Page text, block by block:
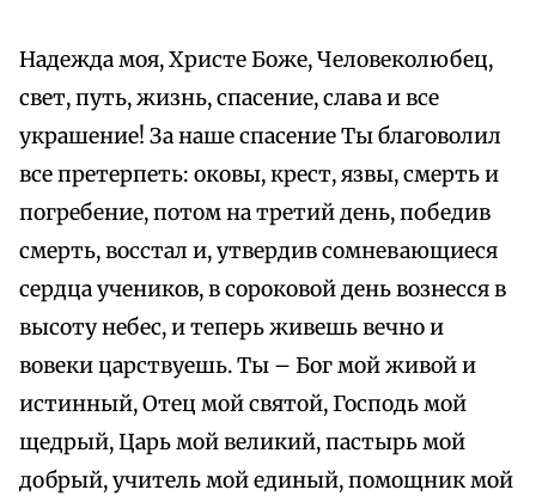
Надежда моя, Христе Боже, Человеколюбец,
свет, путь, жизнь, спасение, слава и все
украшение! За наше спасение Ты благоволил
все претерпеть: оковы, крест, язвы, смерть и
погребение, потом на третий день, победив
смерть, восстал и, утвердив сомневающиеся
сердца учеников, в сороковой день вознесся в
высоту небес, и теперь живешь вечно и
вовеки царствуешь. Ты – Бог мой живой и
истинный, Отец мой святой, Господь мой
щедрый, Царь мой великий, пастырь мой
добрый, учитель мой единый, помощник мой